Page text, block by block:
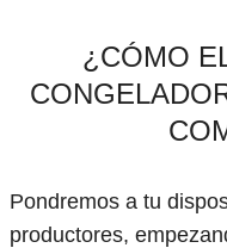
¿CÓMO
Pondremos a tu
productores,